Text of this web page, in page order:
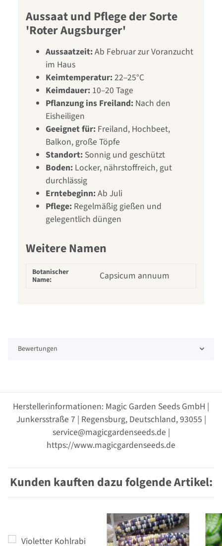
Aussaat und Pflege der Sorte
'Roter Augsburger'
Aussaatzeit:Ab Februar zur Voranzucht
im Haus
Keimtemperatur:22–25°C
Keimdauer: 10–20 Tage
Pflanzung ins Freiland: Nach den
Eisheiligen
Geeignet für: Freiland, Hochbeet,
Balkon, große Töpfe
Standort: Sonnig und geschützt
Boden: Locker, nährstoffreich, gut
durchlässig
Erntebeginn:Ab Juli
Pflege: Regelmäßig gießen und
gelegentlich düngen
Weitere Namen
Botanischer
Name:
Capsicum annuum
Bewertungen
Herstellerinformationen: Magic Garden Seeds GmbH |
Junkersstraße 7 | Regensburg, Deutschland, 93055 |
service@magicgardenseeds.de |
https://www.magicgardenseeds.de
Kunden kauften dazu folgende Artikel: